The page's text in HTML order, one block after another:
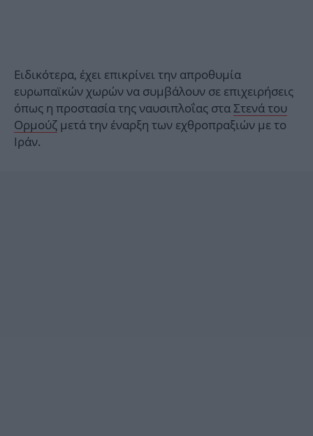
Ειδικότερα, έχει επικρίνει την απροθυμία
ευρωπαϊκών χωρών να συμβάλουν σε επιχειρήσεις
όπως η προστασία της ναυσιπλοΐας σταΣτενά του
Ορμούζ μετά την έναρξη των εχθροπραξιών με το
Ιράν.